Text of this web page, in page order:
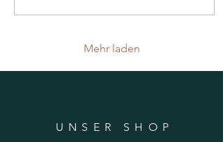
Mehr laden
UNSER SHO P